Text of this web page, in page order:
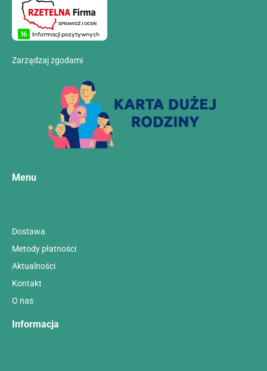
Zarządzaj zgodami
Menu
Dostawa
Metody płatności
Aktualności
Kontakt
O nas
Informacja